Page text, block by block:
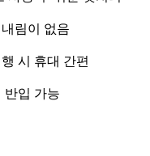
림이 없음
시 휴대 간편
반입 가능